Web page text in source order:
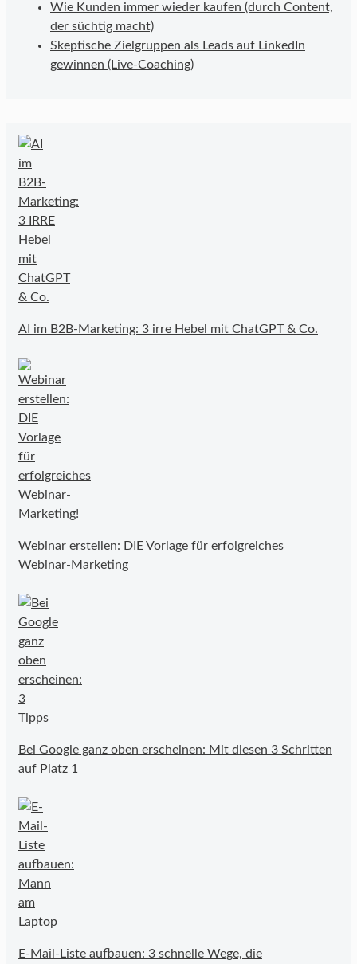
Wie Kunden immer wieder kaufen (durch Content,
der süchtig macht)
Skeptische Zielgruppen als Leads auf LinkedIn
gewinnen (Live-Coaching)
AI im B2B-Marketing: 3 irre Hebel mit ChatGPT & Co.
Webinar erstellen: DIE Vorlage für erfolgreiches
Webinar-Marketing
Bei Google ganz oben erscheinen: Mit diesen 3 Schritten
auf Platz 1
E-Mail-Liste aufbauen: 3 schnelle Wege, die